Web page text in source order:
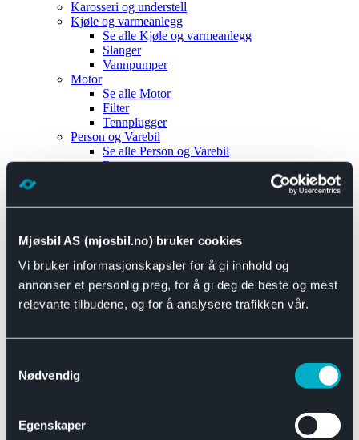
Mjøsbil AS (mjosbil.no) bruker cookies
Vi bruker informasjonskapsler for å gi innhold og
annonser et personlig preg, for å gi deg de beste og mest
relevante tilbudene, og for å analysere trafikken vår.
Nødvendig
Egenskaper
Karosseri og understell
Kjøle og varmeanlegg
Se alle Kjøle og varmeanlegg
Slanger
Vannpumper
Motor
Se alle Motor
Filter
Tennplugger
Person og Varebil
Se alle Person og Varebil
Brems
Motor og drivverk
Se alle Universal
Bremsedeler
Se alle Bremsedeler
Bremsenippler
Drivline og motor
Se alle Drivline og motor
Eksosanlegg